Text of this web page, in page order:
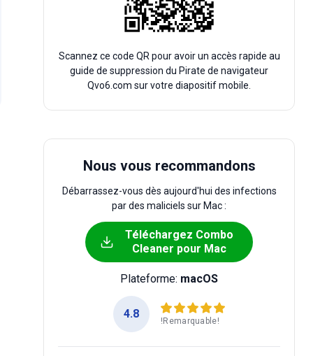
Scannez ce code QR pour avoir un accès rapide au
guide de suppression du Pirate de navigateur
Qvo6.com sur votre diapositif mobile.
Nous vous recommandons
Débarrassez-vous dès aujourd'hui des infections
par des maliciels sur Mac :
Téléchargez Combo
Cleaner pour Mac
Plateforme: macOS
4.8
!Remarquable!